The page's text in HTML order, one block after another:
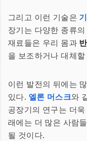
그리고 이런 기술은
장기는 다양한 종류의
재료들은 우리 몸과
을 보조하거나 대체
이런 발전의 뒤에는
있다. 엘론 머스크와
공장기의 연구는 더
래에는 더 많은 사람
될 것이다.